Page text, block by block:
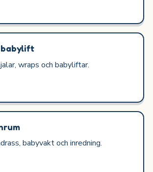
babylift
wraps och babyliftar.
babyvakt och inredning.